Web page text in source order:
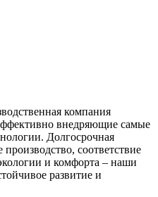
компания
внедряющие самые
Долгосрочная
соответствие
и комфорта – наши
развитие и